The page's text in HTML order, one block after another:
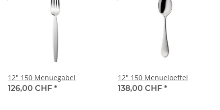
12" 150 Menuegabel
126,00 CHF *
12" 150 Menueloeffel
138,00 CHF *